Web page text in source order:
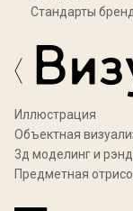
Стандарты
Иллюстрация
Объектная
3д моделинг и
Предметная